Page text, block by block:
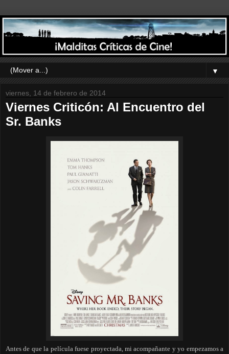
▼
viernes, 14 de febrero de 2014
Viernes Criticón: Al Encuentro del
Sr. Banks
Antes de que la película fuese proyectada, mi acompañante y yo empezamos a